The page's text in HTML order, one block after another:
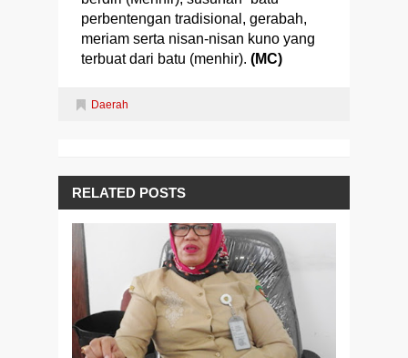
perbentengan tradisional, gerabah,
meriam serta nisan-nisan kuno yang
terbuat dari batu (menhir). (MC)
Daerah
RELATED POSTS